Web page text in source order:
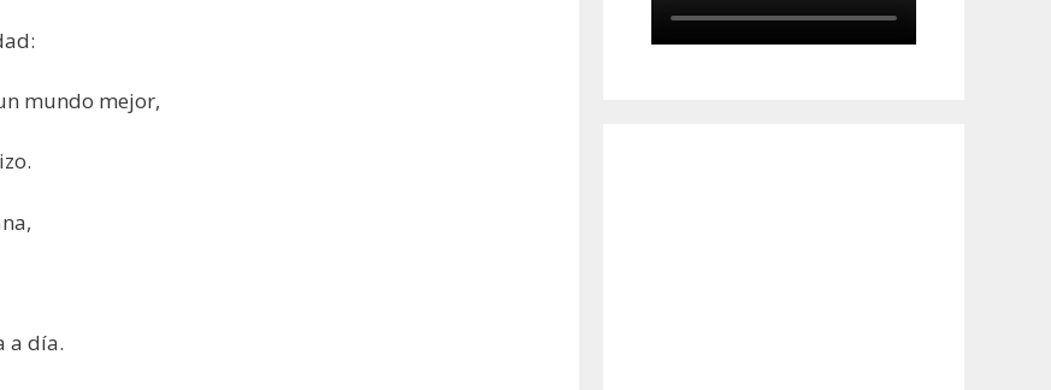
mundo mejor,
a día.